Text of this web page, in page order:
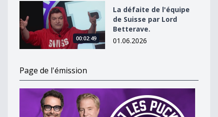
La défaite de l&#039;équipe de Suisse par Lord
00:02:49
La défaite de l'équipe
de Suisse par Lord
Betterave.
01.06.2026
Page de l'émission